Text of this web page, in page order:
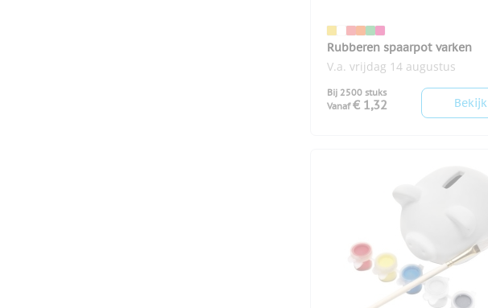
Rubberen spaarpot varken
V.a. vrijdag 14 augustus
Bij 2500 stuks
Vanaf € 1,32 Bekijk